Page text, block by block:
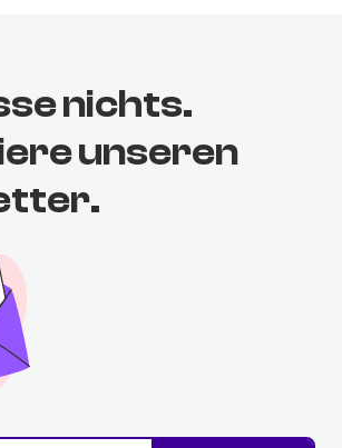
nichts.
unseren